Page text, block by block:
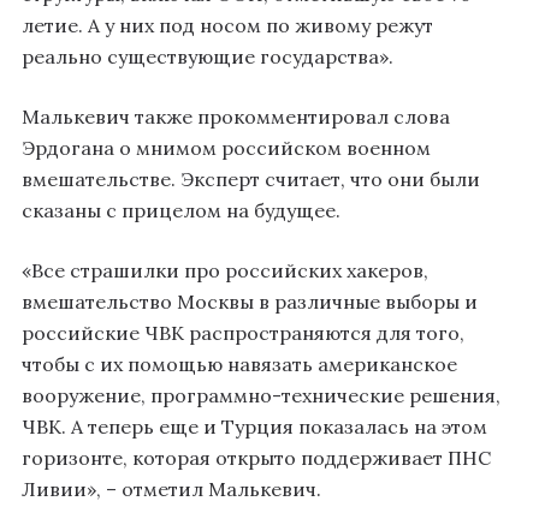
летие. А у них под носом по живому режут
реально существующие государства».
Малькевич также прокомментировал слова
Эрдогана о мнимом российском военном
вмешательстве. Эксперт считает, что они были
сказаны с прицелом на будущее.
«Все страшилки про российских хакеров,
вмешательство Москвы в различные выборы и
российские ЧВК распространяются для того,
чтобы с их помощью навязать американское
вооружение, программно-технические решения,
ЧВК. А теперь еще и Турция показалась на этом
горизонте, которая открыто поддерживает ПНС
Ливии», – отметил Малькевич.